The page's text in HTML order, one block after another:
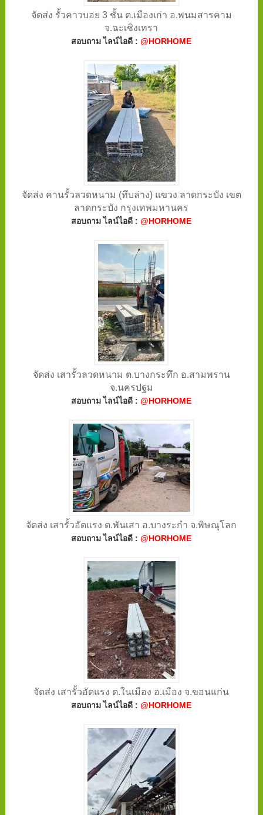
จัดส่ง รั้วคาวบอย 3 ชั้น ต.เมืองเก่า อ.พนมสารคาม
จ.ฉะเชิงเทรา
สอบถาม ไลน์ไอดี :@HORHOME
จัดส่ง คานรั้วลวดหนาม (ทึบล่าง) แขวง ลาดกระบัง เขต
ลาดกระบัง กรุงเทพมหานคร
สอบถาม ไลน์ไอดี :@HORHOME
จัดส่ง เสารั้วลวดหนาม ต.บางกระทึก อ.สามพราน
จ.นครปฐม
สอบถาม ไลน์ไอดี :@HORHOME
จัดส่ง เสารั้วอัดแรง ต.พันเสา อ.บางระกำ จ.พิษณุโลก
สอบถาม ไลน์ไอดี :@HORHOME
จัดส่ง เสารั้วอัดแรง ต.ในเมือง อ.เมือง จ.ขอนแก่น
สอบถาม ไลน์ไอดี :@HORHOME